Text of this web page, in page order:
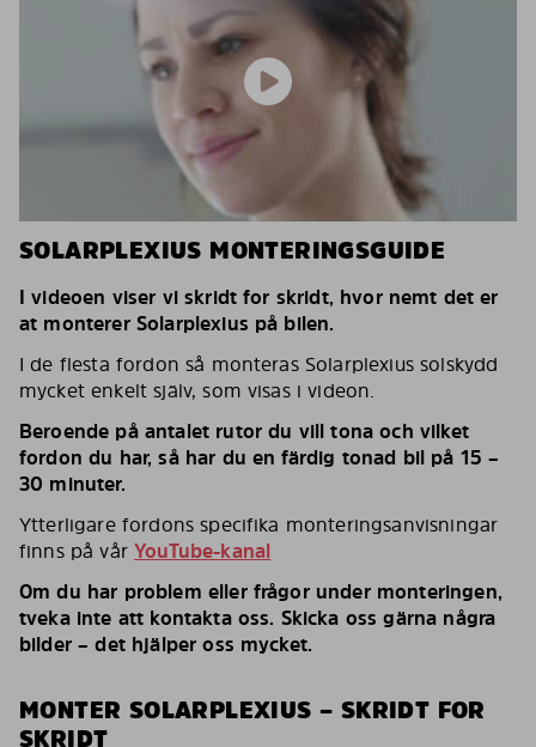
SOLARPLEXIUS MONTERINGSGUIDE
I videoen viser vi skridt for skridt, hvor nemt det er
at monterer Solarplexius på bilen.
I de flesta fordon så monteras Solarplexius solskydd
mycket enkelt själv, som visas i videon.
Beroende på antalet rutor du vill tona och vilket
fordon du har, så har du en färdig tonad bil på 15 –
30 minuter.
Ytterligare fordons specifika monteringsanvisningar
finns på vårYouTube-kanal
Om du har problem eller frågor under monteringen,
tveka inte att kontakta oss. Skicka oss gärna några
bilder – det hjälper oss mycket.
MONTER SOLARPLEXIUS – SKRIDT FOR
SKRIDT